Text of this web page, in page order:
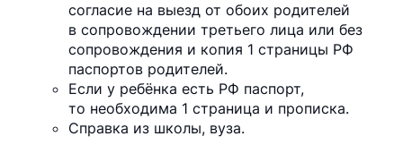
согласие на выезд от обоих родителей
в сопровождении третьего лица или без
сопровождения и копия 1 страницы РФ
паспортов родителей.
Если у ребёнка есть РФ паспорт,
то необходима 1 страница и прописка.
Справка из школы, вуза.